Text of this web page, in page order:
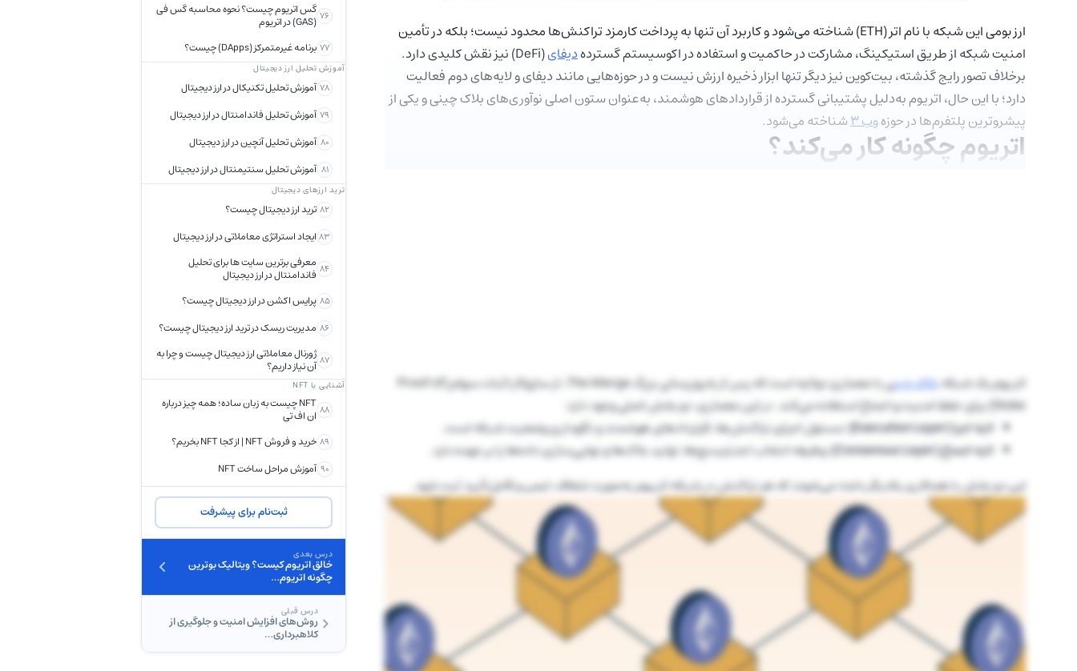
ارز بومی این شبکه با نام اتر (ETH) شناخته می‌شود و کاربرد آن تنها به پرداخت کارمزد تراکنش‌ها محدود نیست؛ بلکه در تأمین
امنیت شبکه از طریق استیکینگ، مشارکت در حاکمیت و استفاده در اکوسیستم گستردهدیفای(DeFi) نیز نقش کلیدی دارد.
برخلاف تصور رایج گذشته، بیت‌کوین نیز دیگر تنها ابزار ذخیره ارزش نیست و در حوزه‌هایی مانند دیفای و لایه‌های دوم فعالیت
دارد؛ با این حال، اتریوم به‌دلیل پشتیبانی گسترده از قراردادهای هوشمند، به‌عنوان ستون اصلی نوآوری‌های بلاک چینی و یکی از
پیشروترین پلتفرم‌ها در حوزهوب ۳ شناخته می‌شود.
اتریوم چگونه کار می‌کند؟
اتریوم یک شبکهبلاک چین
ی با معماری دو‌لایه است که پس از به‌روزرسانی بزرگ The Merge، از سازوکار اثبات سهام (Proof of
Stake) برای حفظ امنیت و اجماع استفاده می‌کند. در این معماری، دو بخش اصلی وجود دارد:
لایه اجرا (Execution Layer):
مسئول اجرای تراکنش‌ها، قراردادهای هوشمند و نگهداری وضعیت شبکه است.
لایه اجماع (Consensus Layer):
وظیفه‌ انتخاب اعتبارسنج‌ها، تولید بلاک‌ها و نهایی‌سازی داده‌ها را بر عهده دارد.
این دو بخش با همکاری یکدیگر باعث می‌شوند که هر تراکنش در شبکه اتریوم به‌صورت شفاف، ایمن و قابل‌تأیید ثبت شود.
76 گس اتریوم چیست؟ نحوه محاسبه گس فی
(GAS) در اتریوم
77 برنامه غیرمتمرکز (DApps) چیست؟
آموزش تحلیل ارز دیجیتال
78 آموزش تحلیل تکنیکال در ارز دیجیتال
79 آموزش تحلیل فاندامنتال در ارز دیجیتال
80 آموزش تحلیل آنچین در ارز دیجیتال
81 آموزش تحلیل سنتیمنتال در ارز دیجیتال
ترید ارزهای دیجیتال
82 ترید ارز دیجیتال چیست؟
83 ایجاد استراتژی معاملاتی در ارز دیجیتال
84 معرفی برترین سایت ها برای تحلیل
فاندامنتال در ارز دیجیتال
85 پرایس اکشن در ارز دیجیتال چیست؟
86 مدیریت ریسک در ترید ارز دیجیتال چیست؟
87 ژورنال معاملاتی ارز دیجیتال چیست و چرا به
آن نیاز داریم؟
آشنایی با NFT
88
NFT چیست به زبان ساده؛ همه چیز درباره
ان اف تی
89 خرید و فروش NFT | از کجا NFT بخریم؟
90 آموزش مراحل ساخت NFT
ثبت‌نام برای پیشرفت
درس بعدی
خالق اتریوم کیست؟ ویتالیک بوترین
چگونه اتریوم…
درس قبلی
روش‌های افزایش امنیت و جلوگیری از
کلاهبرداری…